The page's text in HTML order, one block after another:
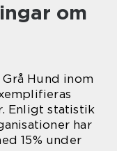
om
Hund inom
Enligt statistik
har
15% under